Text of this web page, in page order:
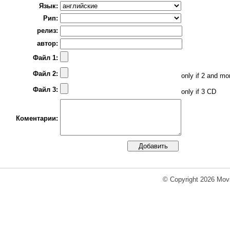
Язык:
Рип:
релиз:
автор:
Файл 1:
Файл 2:
only if 2 and
Файл 3:
only if 3 CD
Коментарии:
© Copyright 2026